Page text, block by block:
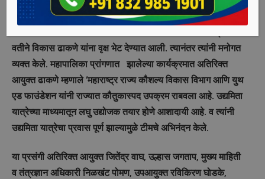
तसेच पुढील आठवड्यात शहरातील महिला व युवकांसाठी उद्यमिता या
वतीने विकास ढाकणे यांना वृक्ष भेट देण्यात आली. त्यानंतर त्यांनी मनोगत
व्यक्त केले. महापालिका प्रांगणात झालेल्या कार्यक्रमात अतिरिक्त
आयुक्त ढाकणे म्हणाले ‘महाराष्ट्र राज्य कौशल्य विकास विभाग आणि युथ
एड फाउंडेशन यांनी राज्यात कौतुकास्पद उपक्रम राबवला आहे. उद्यमिता
यात्रेच्या माध्यमातून लघु उद्योजक तयार होणे आशादायी आहे. व त्यांनी
उद्यमिता यात्रेचा प्रवास पूर्ण झाल्यामुळे टीमचे अभिनंदन केले.
या प्रसंगी अतिरिक्त आयुक्त जितेंद्र वाघ, उल्हास जगताप, मुख्य माहिती
व तंत्रज्ञान अधिकारी निळखंट पोमण, उपआयुक्त रविकिरण घोडके,